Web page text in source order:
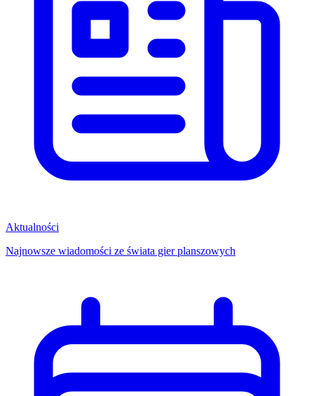
Aktualności
Najnowsze wiadomości ze świata gier planszowych